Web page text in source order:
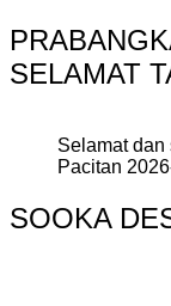
SELAMAT
Selamat
Pacitan
SOOKA